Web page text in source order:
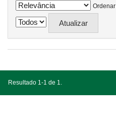
Ordenar
Resultado 1-1 de 1.